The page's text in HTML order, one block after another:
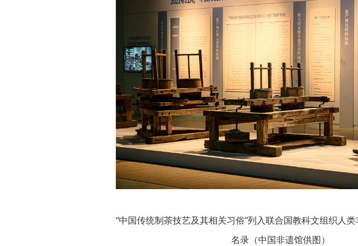
“中国传统制茶技艺及其相关习俗”列入联合国教科文组织人
名录（中国非遗馆供图）